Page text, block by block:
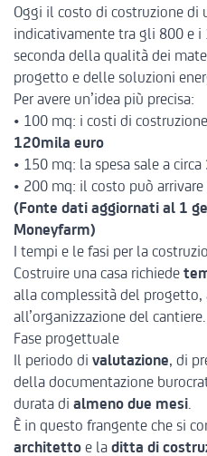
Oggi il costo di costruzione di
indicativamente tra gli 800 e i
seconda della qualità dei
progetto e delle soluzioni
Per avere un’idea più precisa:
• 100 mq: i costi di
120mila euro
• 150 mq: la spesa sale a circa
• 200 mq: il costo può arrivare
(Fonte dati aggiornati al 1
Moneyfarm)
I tempi e le fasi per la
Costruire una casa richiede
alla complessità del
all’organizzazione del cantiere.
Fase progettuale
Il periodo di valutazione, di
della documentazione
durata di almeno due mesi.
È in questo frangente che si
architetto e la ditta di